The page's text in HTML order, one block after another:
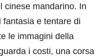
cinese mandarino. In
e tentare di
le immagini della
i costi, una corsa